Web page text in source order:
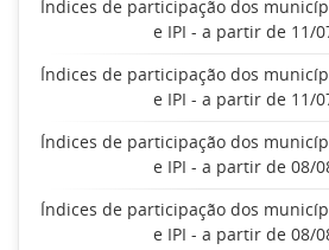
Índices de participação dos
e IPI - a partir de 11/
Índices de participação dos
e IPI - a partir de 11/
Índices de participação dos
e IPI - a partir de 08/
Índices de participação dos
e IPI - a partir de 08/